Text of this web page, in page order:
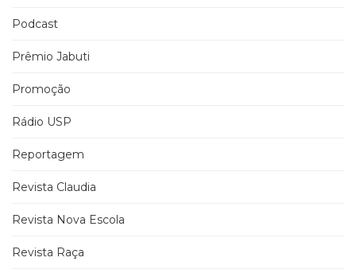
Podcast
Prêmio Jabuti
Promoção
Rádio USP
Reportagem
Revista Claudia
Revista Nova Escola
Revista Raça